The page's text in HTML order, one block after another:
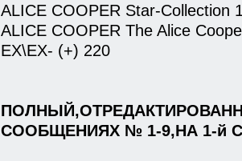
ALICE COOPER Star-Collection
ALICE COOPER The Alice
EX\EX- (+) 220
СООБЩЕНИЯХ № 1-9,НА 1-й